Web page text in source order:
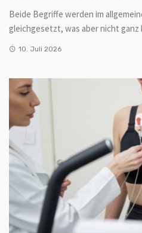
Beide Begriffe werden im
gleichgesetzt, was aber nicht ganz
10. Juli 2026